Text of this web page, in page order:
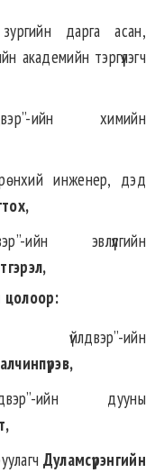
дарга асан,
академийн тэргүүлэгч
ийн химийн
инженер, дэд
ийн эвлүүлгийн
:
ийн
ийн дууны
Дуламсүрэнгийн